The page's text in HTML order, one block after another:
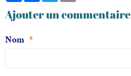
Ajouter un commentaire
Nom